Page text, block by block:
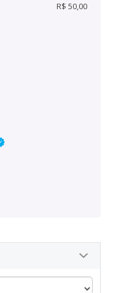
R$ 50,00